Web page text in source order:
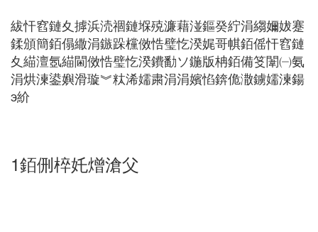
紱忓窞鏈夊摢浜涜祻鏈堢殑濂藉湴鏂癸紵涓縐嬭妭蹇
鍒頒簡銆傝繖涓鏃跺欓傚悎璧忔湀娓哥帺銆傜忓窞鏈
夊緢澶氬緢閫傚悎璧忔湀鐨勫ソ鍦版柟銆備笅闈㈠氨
涓烘湅鍙嬩滑璇︾粏浠嬬粛涓涓嬪惂錛佹潵鐪嬬湅鍚
э紒
1銆侀椊奼熷滄父